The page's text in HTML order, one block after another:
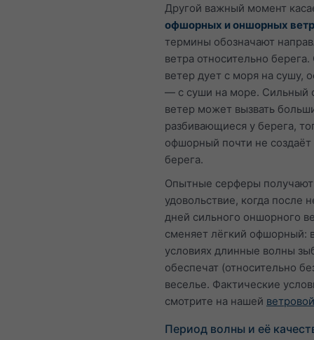
Другой важный момент
офшорных и оншорных
термины обозначают
ветра относительно
ветер дует с моря на сушу,
— с суши на море. Сильный
ветер может вызвать
разбивающиеся у берега,
офшорный почти не создаёт
берега.
Опытные серферы получают
удовольствие, когда после
дней сильного оншорного
сменяет лёгкий офшорный:
условиях длинные волны
обеспечат (относительно
веселье. Фактические
смотрите на нашей
Период волны и её